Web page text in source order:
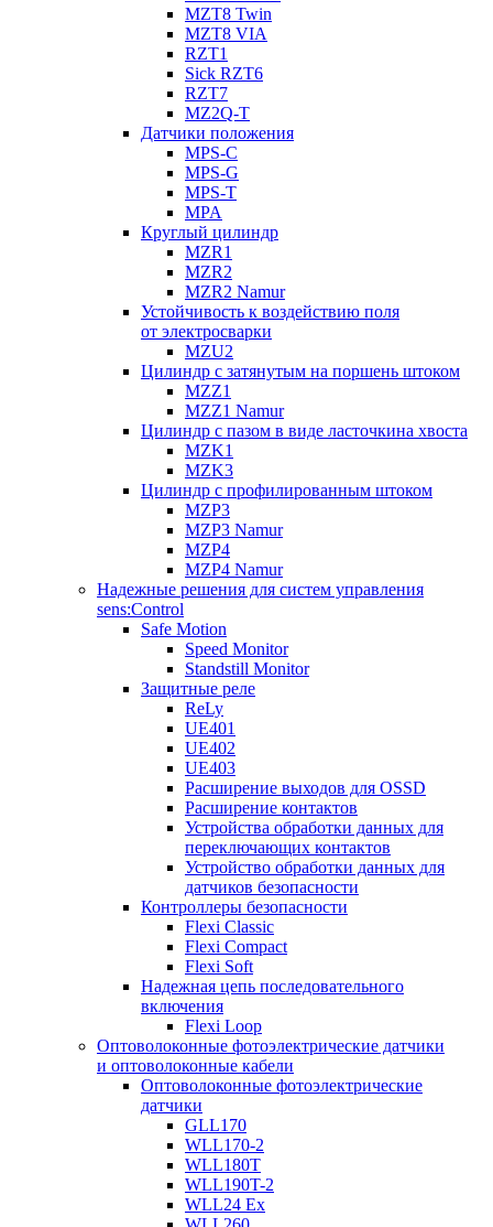
MZT8 Twin
MZT8 VIA
RZT1
Sick RZT6
RZT7
MZ2Q-T
Датчики положения
MPS-C
MPS-G
MPS-T
MPA
Круглый цилиндр
MZR1
MZR2
MZR2 Namur
Устойчивость к воздействию поля
от электросварки
MZU2
Цилиндр с затянутым на поршень штоком
MZZ1
MZZ1 Namur
Цилиндр с пазом в виде ласточкина хвоста
MZK1
MZK3
Цилиндр с профилированным штоком
MZP3
MZP3 Namur
MZP4
MZP4 Namur
Надежные решения для систем управления
sens:Control
Safe Motion
Speed Monitor
Standstill Monitor
Защитные реле
ReLy
UE401
UE402
UE403
Расширение выходов для OSSD
Расширение контактов
Устройства обработки данных для
переключающих контактов
Устройство обработки данных для
датчиков безопасности
Контроллеры безопасности
Flexi Classic
Flexi Compact
Flexi Soft
Надежная цепь последовательного
включения
Flexi Loop
Оптоволоконные фотоэлектрические датчики
и оптоволоконные кабели
Оптоволоконные фотоэлектрические
датчики
GLL170
WLL170-2
WLL180T
WLL190T-2
WLL24 Ex